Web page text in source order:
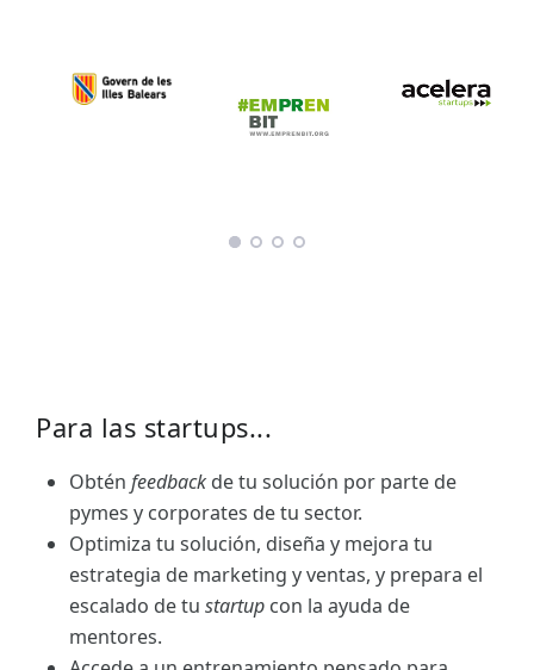
Para las startups...
Obtén feedback de tu solución por parte de
pymes y corporates de tu sector.
Optimiza tu solución, diseña y mejora tu
estrategia de marketing y ventas, y prepara el
escalado de tu startup con la ayuda de
mentores.